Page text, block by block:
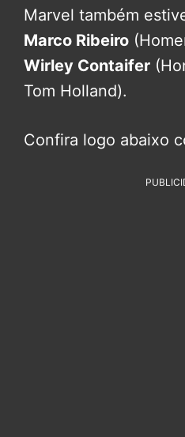
Marvel também
Marco Ribeiro
Wirley Contaifer
Tom Holland).
Confira logo abaixo